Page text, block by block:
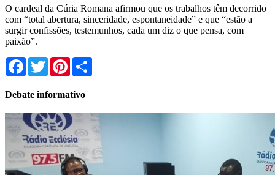
O cardeal da Cúria Romana afirmou que os trabalhos têm decorrido
com “total abertura, sinceridade, espontaneidade” e que “estão a
surgir confissões, testemunhos, cada um diz o que pensa, com
paixão”.
Facebook
TwitterPinterest
Debate informativo